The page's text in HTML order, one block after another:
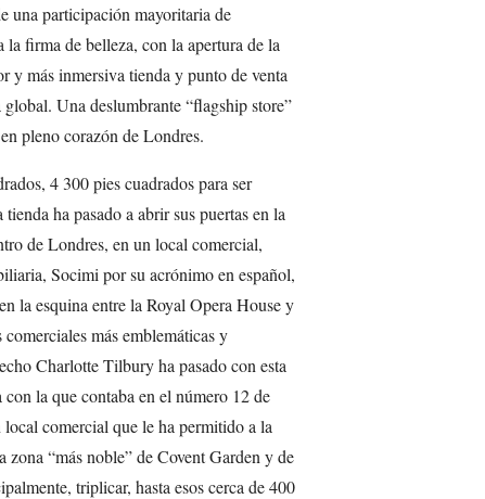
una participación mayoritaria de
firma de belleza, con la apertura de la
y más inmersiva tienda y punto de venta
Una deslumbrante “flagship store”
pleno corazón de Londres.
4 300 pies cuadrados para ser
ha pasado a abrir sus puertas en la
de Londres, en un local comercial,
Socimi por su acrónimo en español,
la esquina entre la Royal Opera House y
más emblemáticas y
Charlotte Tilbury ha pasado con esta
la que contaba en el número 12 de
comercial que le ha permitido a la
“más noble” de Covent Garden y de
triplicar, hasta esos cerca de 400